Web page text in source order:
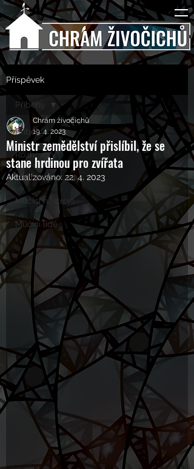
Příspěvek
Příběhy
Rozhovory
Kulturní pohledy
Mučící nástroje
Mučící lidé
Příběhy
Ministr zemědělství přislíbil, že se
stane hrdinou pro zvířata
Chrám živočichů
19. 4. 2023
Aktualizováno:22. 4. 2023